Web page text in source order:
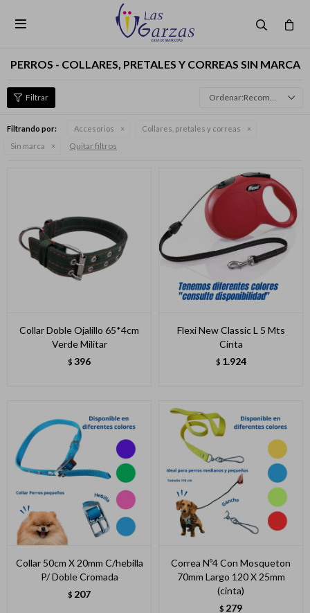

PERROS - COLLARES, PRETALES Y CORREAS SIN MARCA
Recomendados
Filtrando por: Accesorios
Collares, pretales y correas
Sin marca
Quitar filtros
Collar Doble Ojalillo 65*4cm
Verde Militar
$ 396
Flexi New Classic L 5 Mts
Cinta
$ 1.924
Collar 50cm X 20mm C/hebilla
P/ Doble Cromada
$ 207
Correa Nº4 Con Mosqueton
70mm Largo 120 X 25mm
(cinta)
$ 279